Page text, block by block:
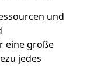
und
eine große
jedes